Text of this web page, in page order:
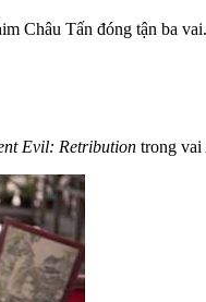
Châu Tấn đóng tận ba vai.
Evil: Retribution trong vai